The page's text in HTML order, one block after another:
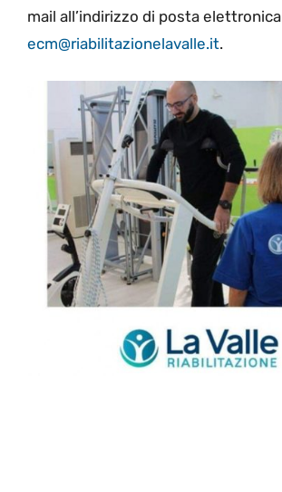
mail all’indirizzo di posta elettronica
ecm@riabilitazionelavalle.it.